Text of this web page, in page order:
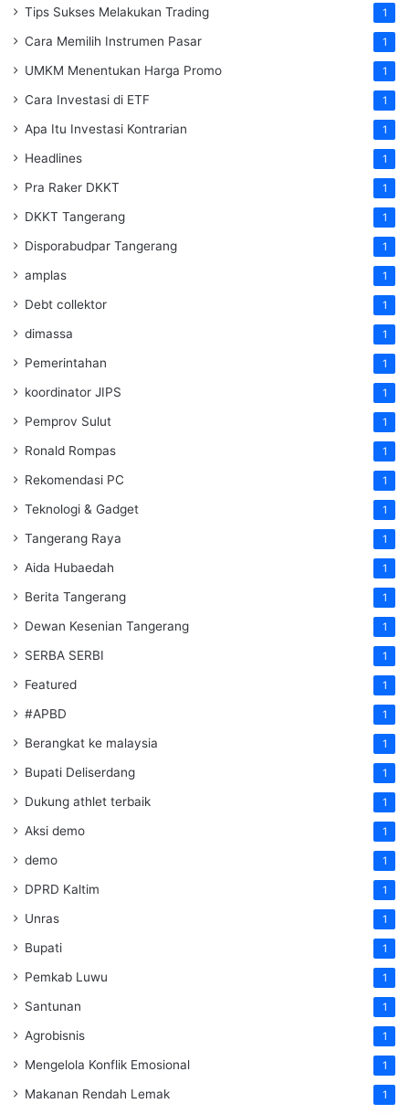
Tips Sukses Melakukan Trading 1
Cara Memilih Instrumen Pasar 1
UMKM Menentukan Harga Promo 1
Cara Investasi di ETF 1
Apa Itu Investasi Kontrarian 1
Headlines 1
Pra Raker DKKT 1
DKKT Tangerang 1
Disporabudpar Tangerang 1
amplas 1
Debt collektor 1
dimassa 1
Pemerintahan 1
koordinator JIPS 1
Pemprov Sulut 1
Ronald Rompas 1
Rekomendasi PC 1
Teknologi & Gadget 1
Tangerang Raya 1
Aida Hubaedah 1
Berita Tangerang 1
Dewan Kesenian Tangerang 1
SERBA SERBI 1
Featured 1
#APBD 1
Berangkat ke malaysia 1
Bupati Deliserdang 1
Dukung athlet terbaik 1
Aksi demo 1
demo 1
DPRD Kaltim 1
Unras 1
Bupati 1
Pemkab Luwu 1
Santunan 1
Agrobisnis 1
Mengelola Konflik Emosional 1
Makanan Rendah Lemak 1